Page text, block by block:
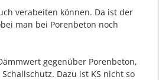
verabeiten können. Da ist der
man bei Porenbeton noch
gegenüber Porenbeton,
Dazu ist KS nicht so